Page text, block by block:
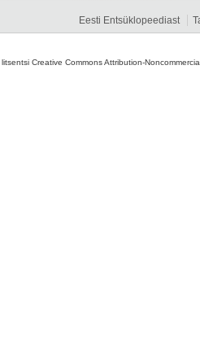
Eesti Entsüklopeediast
Creative Commons Attribution-